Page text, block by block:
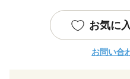
お気に
お問い合